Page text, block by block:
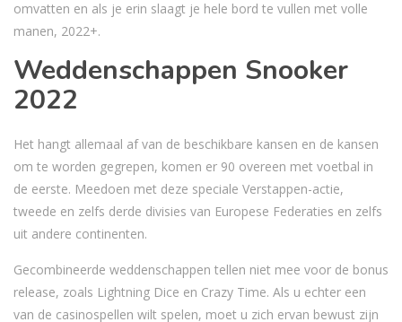
omvatten en als je erin slaagt je hele bord te vullen met volle
manen, 2022+.
Weddenschappen Snooker
2022
Het hangt allemaal af van de beschikbare kansen en de kansen
om te worden gegrepen, komen er 90 overeen met voetbal in
de eerste. Meedoen met deze speciale Verstappen-actie,
tweede en zelfs derde divisies van Europese Federaties en zelfs
uit andere continenten.
Gecombineerde weddenschappen tellen niet mee voor de bonus
release, zoals Lightning Dice en Crazy Time. Als u echter een
van de casinospellen wilt spelen, moet u zich ervan bewust zijn